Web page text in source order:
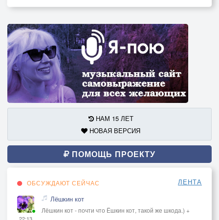
НАМ 15 ЛЕТ
НОВАЯ ВЕРСИЯ
ПОМОЩЬ ПРОЕКТУ
ОБСУЖДАЮТ СЕЙЧАС ЛЕНТА
Лёшкин кот
Лёшкин кот - почти что Ёшкин кот, такой же шкода.) +